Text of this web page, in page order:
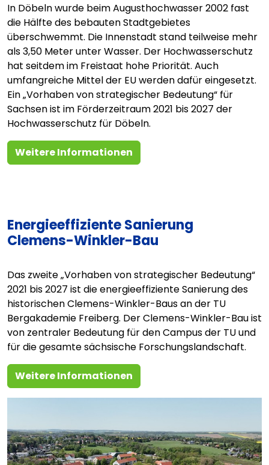
In Döbeln wurde beim Augusthochwasser 2002 fast
die Hälfte des bebauten Stadtgebietes
überschwemmt. Die Innenstadt stand teilweise mehr
als 3,50 Meter unter Wasser. Der Hochwasserschutz
hat seitdem im Freistaat hohe Priorität. Auch
umfangreiche Mittel der EU werden dafür eingesetzt.
Ein „Vorhaben von strategischer Bedeutung“ für
Sachsen ist im Förderzeitraum 2021 bis 2027 der
Hochwasserschutz für Döbeln.
Weitere Informationen
Energieeffiziente Sanierung
Clemens-Winkler-Bau
Das zweite „Vorhaben von strategischer Bedeutung“
2021 bis 2027 ist die energieeffiziente Sanierung des
historischen Clemens-Winkler-Baus an der TU
Bergakademie Freiberg. Der Clemens-Winkler-Bau ist
von zentraler Bedeutung für den Campus der TU und
für die gesamte sächsische Forschungslandschaft.
Weitere Informationen